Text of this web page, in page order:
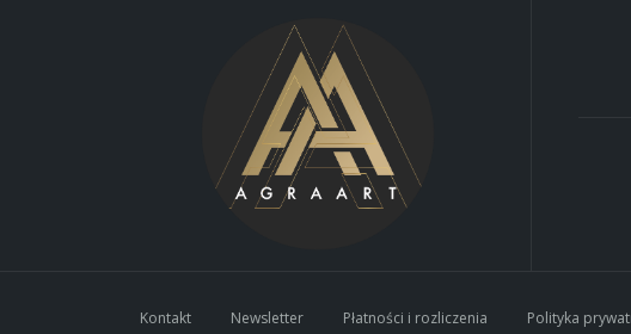
Kontakt Newsletter Płatności i rozliczenia Polityka